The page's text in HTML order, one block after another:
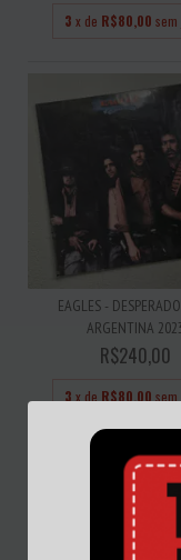
3 x de R$80,00 sem
EAGLES -
ARGENTINA
R$240,00
3 x de R$80,00 sem